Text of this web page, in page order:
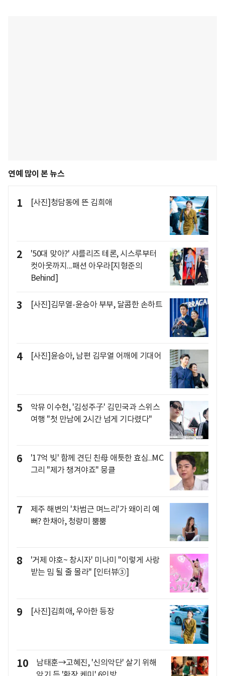
연예 많이 본 뉴스
1 [사진]청담동에 뜬 김희애
2
'50대 맞아?' 샤를리즈 테론, 시스루부터
컷아웃까지...패션 아우라[지형준의
Behind]
3 [사진]김무열-윤승아 부부, 달콤한 손하트
4 [사진]윤승아, 남편 김무열 어깨에 기대어
5
악뮤 이수현, '김성주子' 김민국과 스위스
여행 "첫 만남에 2시간 넘게 기다렸다"
6
'17억 빚' 함께 견딘 친母 애틋한 효심..MC
그리 "제가 챙겨야죠" 뭉클
7
제주 해변의 '차범근 며느리'가 왜이리 예
뻐? 한채아, 청량미 뿜뿜
8
'거제 야호~ 창시자' 미나미 "이렇게 사랑
받는 밈 될 줄 몰라" [인터뷰③]
9 [사진]김희애, 우아한 등장
10
남태훈→고혜진, '신의악단' 살기 위해